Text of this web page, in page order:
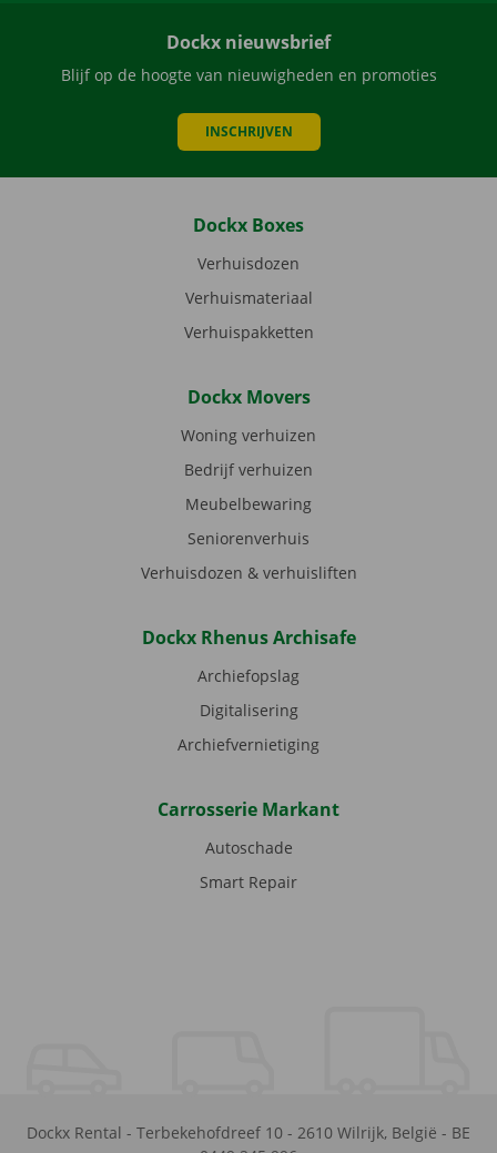
Dockx nieuwsbrief
Blijf op de hoogte van nieuwigheden en promoties
INSCHRIJVEN
Dockx Boxes
Verhuisdozen
Verhuismateriaal
Verhuispakketten
Dockx Movers
Woning verhuizen
Bedrijf verhuizen
Meubelbewaring
Seniorenverhuis
Verhuisdozen & verhuisliften
Dockx Rhenus Archisafe
Archiefopslag
Digitalisering
Archiefvernietiging
Carrosserie Markant
Autoschade
Smart Repair
Dockx Rental - Terbekehofdreef 10 - 2610 Wilrijk, België - BE